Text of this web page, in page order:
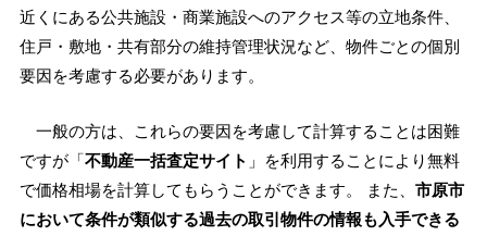
近くにある公共施設・商業施設へのアクセス等の立地条件、
住戸・敷地・共有部分の維持管理状況など、物件ごとの個別
要因を考慮する必要があります。
一般の方は、これらの要因を考慮して計算することは困難
ですが「不動産一括査定サイト 」を利用することにより無料
で価格相場を計算してもらうことができます。 また、 市原市
において条件が類似する過去の取引物件の情報も入手できる